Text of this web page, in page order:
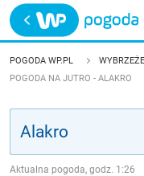
Trwa ładowanie
POLSKA
POGODA WP.PL
POGODA NA JUTRO - ALAKRO
Aktualna pogoda, godz. 1:26